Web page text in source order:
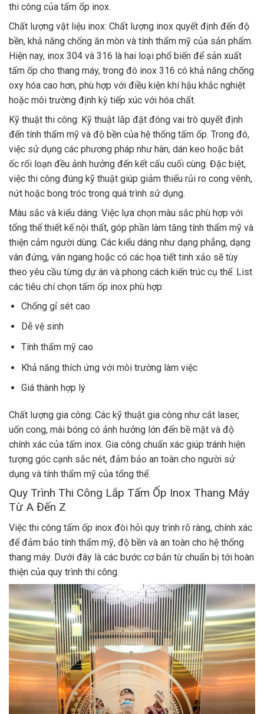
thi công của tấm ốp inox.
Chất lượng vật liệu inox: Chất lượng inox quyết định đến độ
bền, khả năng chống ăn mòn và tính thẩm mỹ của sản phẩm.
Hiện nay, inox 304 và 316 là hai loại phổ biến để sản xuất
tấm ốp cho thang máy, trong đó inox 316 có khả năng chống
oxy hóa cao hơn, phù hợp với điều kiện khí hậu khắc nghiệt
hoặc môi trường định kỳ tiếp xúc với hóa chất.
Kỹ thuật thi công: Kỹ thuật lắp đặt đóng vai trò quyết định
đến tính thẩm mỹ và độ bền của hệ thống tấm ốp. Trong đó,
việc sử dụng các phương pháp như hàn, dán keo hoặc bắt
ốc rối loạn đều ảnh hưởng đến kết cấu cuối cùng. Đặc biệt,
việc thi công đúng kỹ thuật giúp giảm thiểu rủi ro cong vênh,
nứt hoặc bong tróc trong quá trình sử dụng.
Màu sắc và kiểu dáng: Việc lựa chọn màu sắc phù hợp với
tổng thể thiết kế nội thất, góp phần làm tăng tính thẩm mỹ và
thiện cảm người dùng. Các kiểu dáng như dạng phẳng, dạng
vân đứng, vân ngang hoặc có các họa tiết tinh xảo sẽ tùy
theo yêu cầu từng dự án và phong cách kiến trúc cụ thể. List
các tiêu chí chọn tấm ốp inox phù hợp:
Chống gỉ sét cao
Dễ vệ sinh
Tính thẩm mỹ cao
Khả năng thích ứng với môi trường làm việc
Giá thành hợp lý
Chất lượng gia công: Các kỹ thuật gia công như cắt laser,
uốn cong, mài bóng có ảnh hưởng lớn đến bề mặt và độ
chính xác của tấm inox. Gia công chuẩn xác giúp tránh hiện
tượng góc cạnh sắc nét, đảm bảo an toàn cho người sử
dụng và tính thẩm mỹ của tổng thể.
Quy Trình Thi Công Lắp Tấm Ốp Inox Thang Máy
Từ A Đến Z
Việc thi công tấm ốp inox đòi hỏi quy trình rõ ràng, chính xác
để đảm bảo tính thẩm mỹ, độ bền và an toàn cho hệ thống
thang máy. Dưới đây là các bước cơ bản từ chuẩn bị tới hoàn
thiện của quy trình thi công.